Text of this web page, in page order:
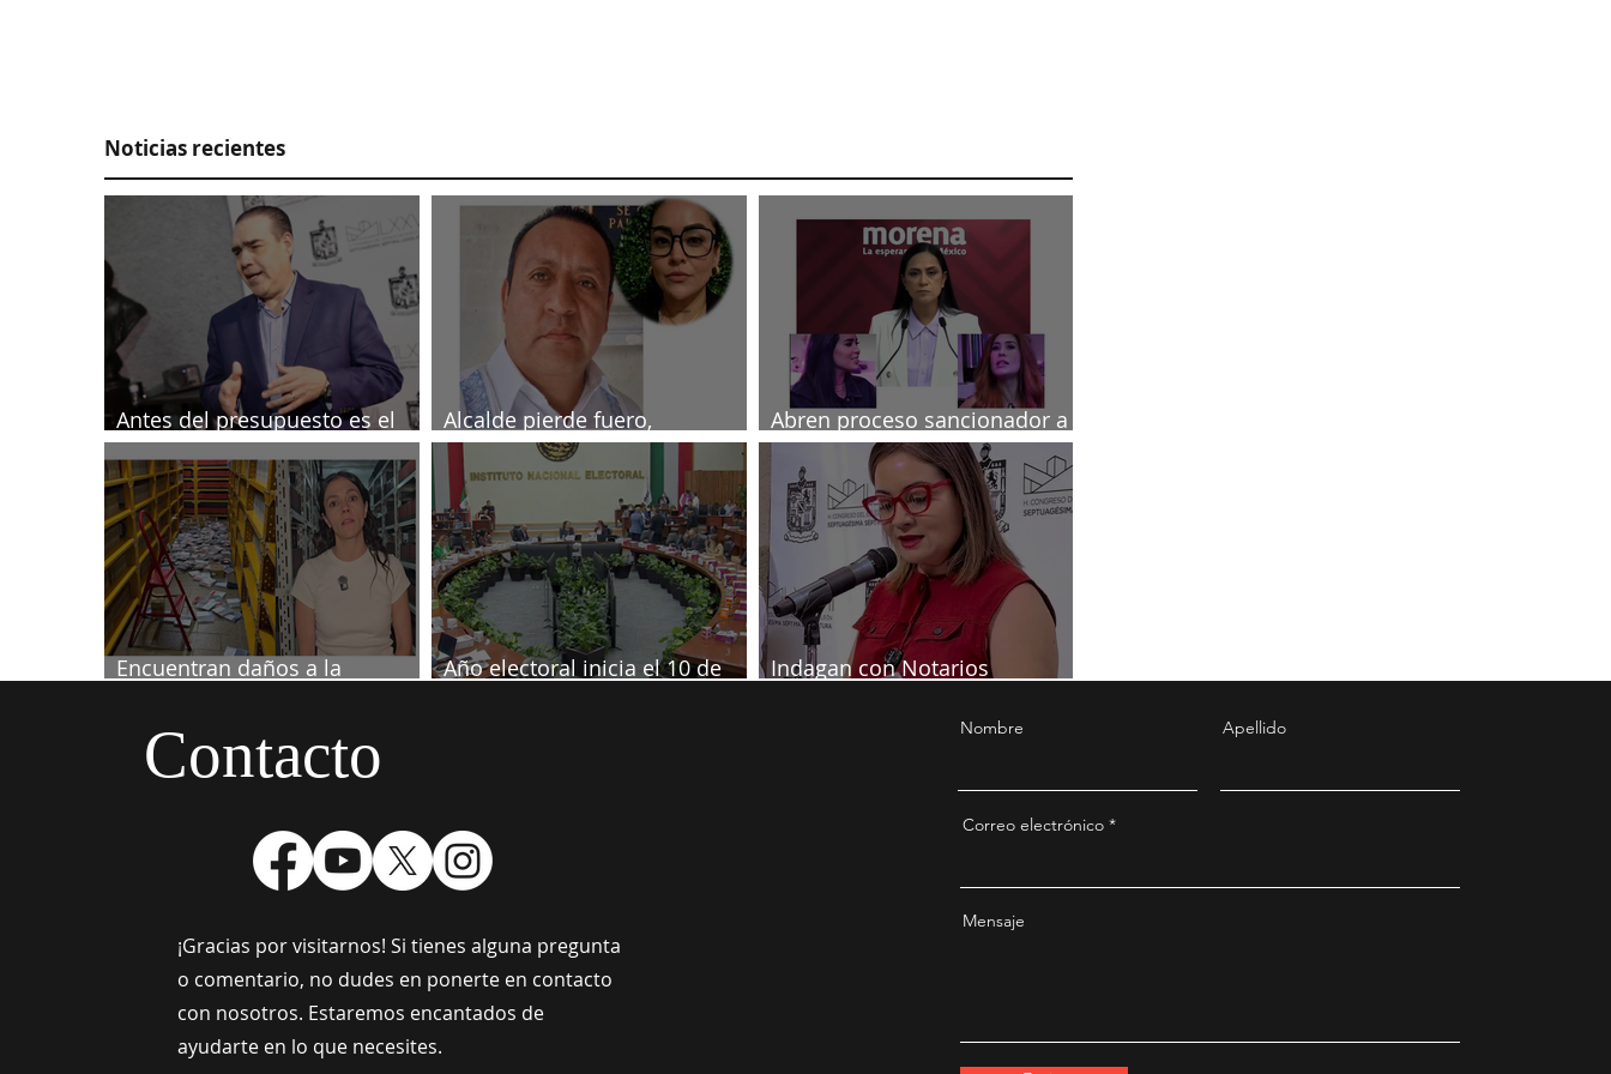
Noticias recientes
Antes del presupuesto es el
Tesorero: Heriberto
Alcalde pierde fuero,
investigado por muerte de
periodista
Abren proceso sancionador a
diputadas poblanas
Encuentran daños a la
Año electoral inicia el 10 de
Indagan con Notarios
Contacto
¡Gracias por visitarnos! Si tienes alguna pregunta
o comentario, no dudes en ponerte en contacto
con nosotros. Estaremos encantados de
ayudarte en lo que necesites.
Nombre Apellido
Correo electrónico
Mensaje